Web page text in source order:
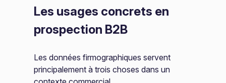
Les usages concrets en
prospection B2B
Les données firmographiques servent
principalement à trois choses dans un